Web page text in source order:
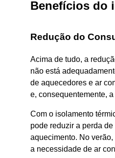
Benefícios do
Redução do
Acima de tudo, a
não está
de aquecedores e ar
e, consequentemente,
Com o isolamento
pode reduzir a perda
aquecimento. No
a necessidade de ar